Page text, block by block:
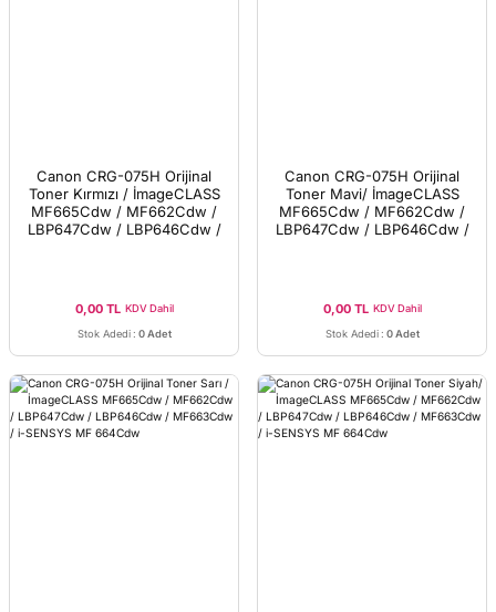
Canon CRG-075H Orijinal
Toner Kırmızı / İmageCLASS
MF665Cdw / MF662Cdw /
LBP647Cdw / LBP646Cdw /
0,00 TL KDV Dahil
Stok Adedi : 0 Adet
Canon CRG-075H Orijinal
Toner Mavi/ İmageCLASS
MF665Cdw / MF662Cdw /
LBP647Cdw / LBP646Cdw /
0,00 TL KDV Dahil
Stok Adedi : 0 Adet